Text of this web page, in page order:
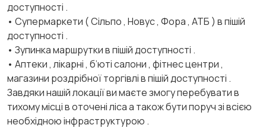
доступності .
• Супермаркети ( Сільпо , Новус , Фора , АТБ ) в пішій
доступності .
• Зупинка маршрутки в пішій доступності .
• Аптеки , лікарні , б’юті салони , фітнес центри ,
магазини роздрібної торгівлі в пішій доступності .
Завдяки нашій локації ви маєте змогу перебувати в
тихому місці в оточені ліса а також бути поруч зі всією
необхідною інфраструктурою .